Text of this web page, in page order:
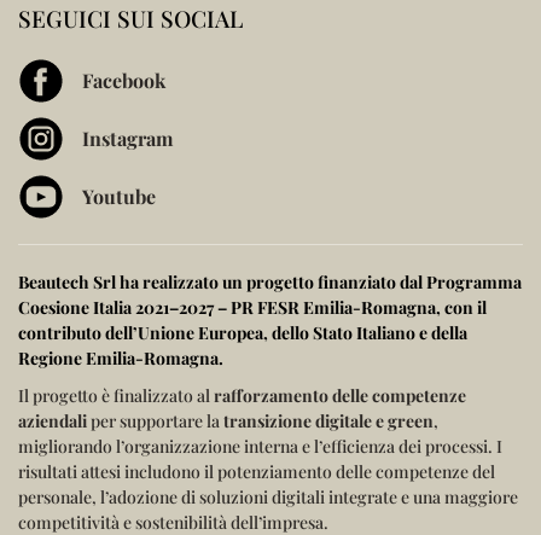
SEGUICI SUI SOCIAL
Facebook
Instagram
Youtube
Beautech Srl ha realizzato un progetto finanziato dalProgramma
Coesione Italia 2021–2027 – PR FESR Emilia-Romagna, con il
contributo dell’Unione Europea, delloStato Italianoe della
Regione Emilia-Romagna.
Il progetto è finalizzato alrafforzamento delle competenze
aziendaliper supportare latransizione digitale e green,
migliorando l’organizzazione interna e l’efficienza dei processi. I
risultati attesi includono il potenziamento delle competenze del
personale, l’adozione di soluzioni digitali integrate e una maggiore
competitività e sostenibilità dell’impresa.